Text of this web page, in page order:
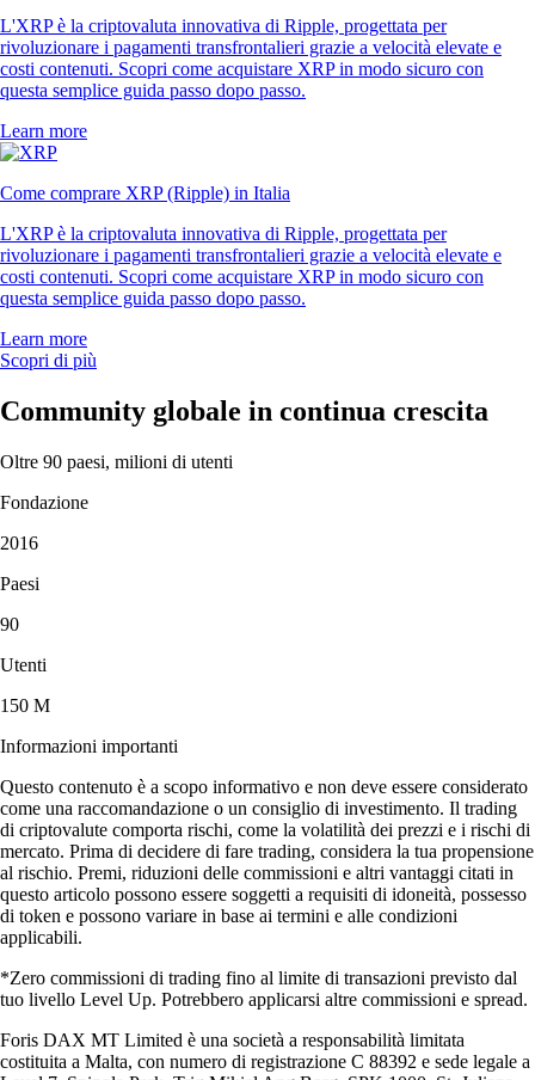
L'XRP è la criptovaluta innovativa di Ripple, progettata per
rivoluzionare i pagamenti transfrontalieri grazie a velocità elevate e
costi contenuti. Scopri come acquistare XRP in modo sicuro con
questa semplice guida passo dopo passo.
Learn more
Come comprare XRP (Ripple) in Italia
L'XRP è la criptovaluta innovativa di Ripple, progettata per
rivoluzionare i pagamenti transfrontalieri grazie a velocità elevate e
costi contenuti. Scopri come acquistare XRP in modo sicuro con
questa semplice guida passo dopo passo.
Learn more
Scopri di più
Community globale in continua crescita
Oltre 90 paesi, milioni di utenti
Fondazione
2016
Paesi
90
Utenti
150 M
Informazioni importanti
Questo contenuto è a scopo informativo e non deve essere considerato
come una raccomandazione o un consiglio di investimento. Il trading
di criptovalute comporta rischi, come la volatilità dei prezzi e i rischi di
mercato. Prima di decidere di fare trading, considera la tua propensione
al rischio. Premi, riduzioni delle commissioni e altri vantaggi citati in
questo articolo possono essere soggetti a requisiti di idoneità, possesso
di token e possono variare in base ai termini e alle condizioni
applicabili.
*Zero commissioni di trading fino al limite di transazioni previsto dal
tuo livello Level Up. Potrebbero applicarsi altre commissioni e spread.
Foris DAX MT Limited è una società a responsabilità limitata
costituita a Malta, con numero di registrazione C 88392 e sede legale a